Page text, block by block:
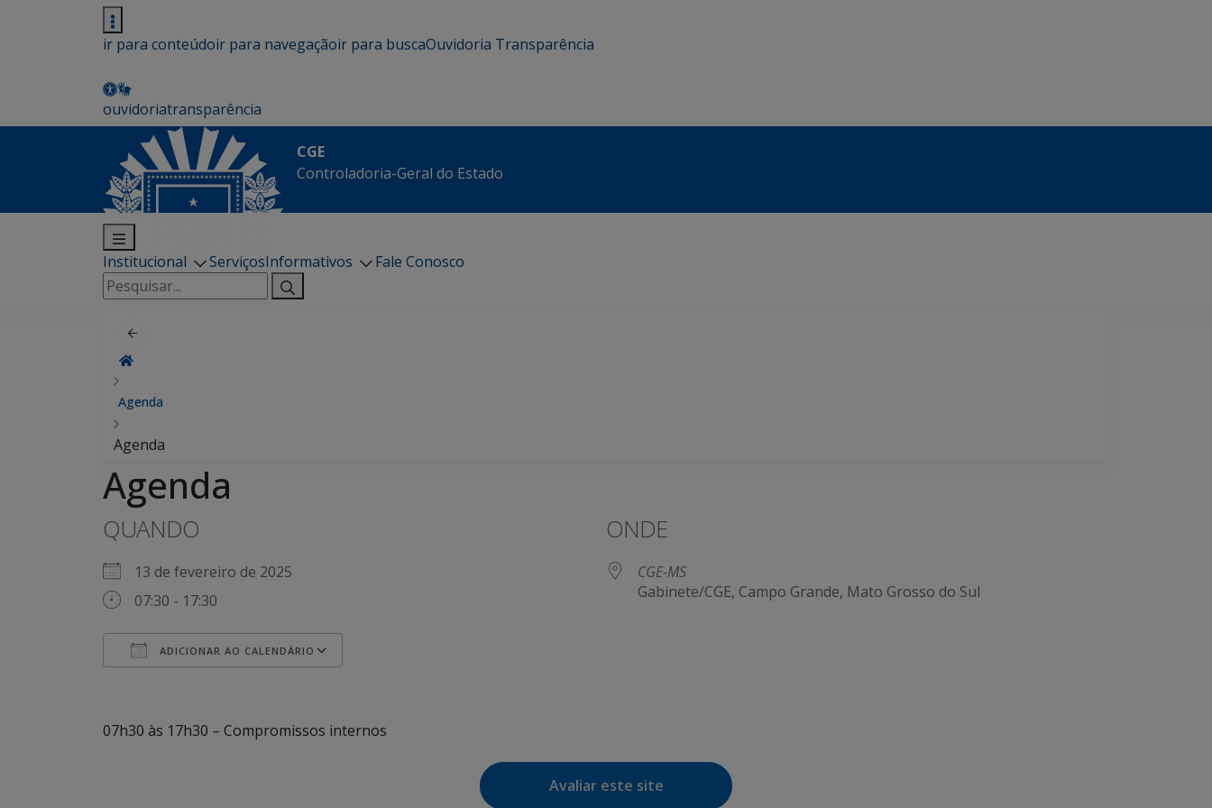
ir para conteúdoir para navegaçãoir para buscaOuvidoria Transparência
ouvidoriatransparência
CGE
Controladoria-Geral do Estado
Institucional ServiçosInformativos
Fale Conosco
Pesquisar
por:
Agenda
Agenda
Agenda
QUANDO
13 de fevereiro de 2025
07:30 - 17:30
ADICIONAR AO CALENDÁRIO
ONDE
CGE-MS
Gabinete/CGE, Campo Grande, Mato Grosso do Sul
07h30 às 17h30 – Compromissos internos
Avaliar este site